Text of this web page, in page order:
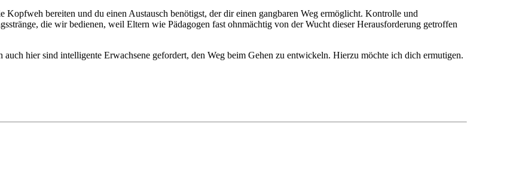
Kopfweh bereiten und du einen Austausch benötigst, der dir einen gangbaren Weg ermöglicht. Kontrolle und
die wir bedienen, weil Eltern wie Pädagogen fast ohnmächtig von der Wucht dieser Herausforderung getroffen
hier sind intelligente Erwachsene gefordert, den Weg beim Gehen zu entwickeln. Hierzu möchte ich dich ermutigen.